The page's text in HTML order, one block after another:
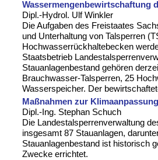
Wassermengenbewirtschaftung
Dipl.-Hydrol. Ulf Winkler
Die Aufgaben des Freistaates
und Unterhaltung von Talsperren
Hochwasserrückhaltebecken
Staatsbetrieb
Stauanlagenbestand gehören
Brauchwasser-Talsperren, 25
Wasserspeicher. Der
Maßnahmen zur
Dipl.-Ing. Stephan Schuch
Die Landestalsperrenverwaltung
insgesamt 87 Stauanlagen,
Stauanlagenbestand ist historisch
Zwecke errichtet.